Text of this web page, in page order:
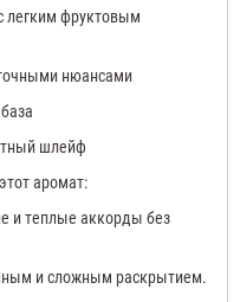
легким фруктовым
нюансами
шлейф
аромат:
и теплые аккорды без
и сложным раскрытием.